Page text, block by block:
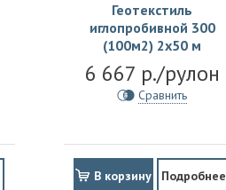
Геотекстиль
иглопробивной 300
(100м2) 2х50 м
6 667 р./рулон
Сравнить
В корзину Подробнее